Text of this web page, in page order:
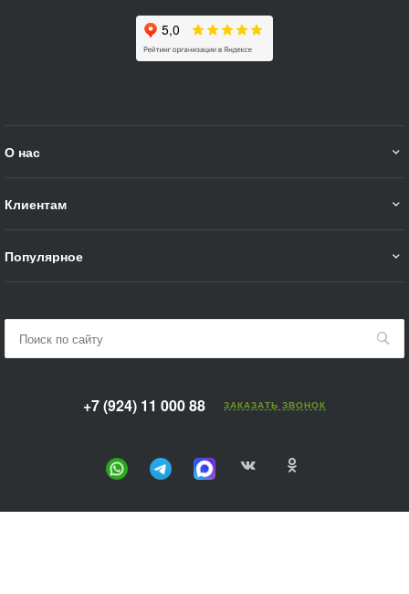
О нас
Клиентам
Популярное
+7 (924) 11 000 88 ЗАКАЗАТЬ ЗВОНОК